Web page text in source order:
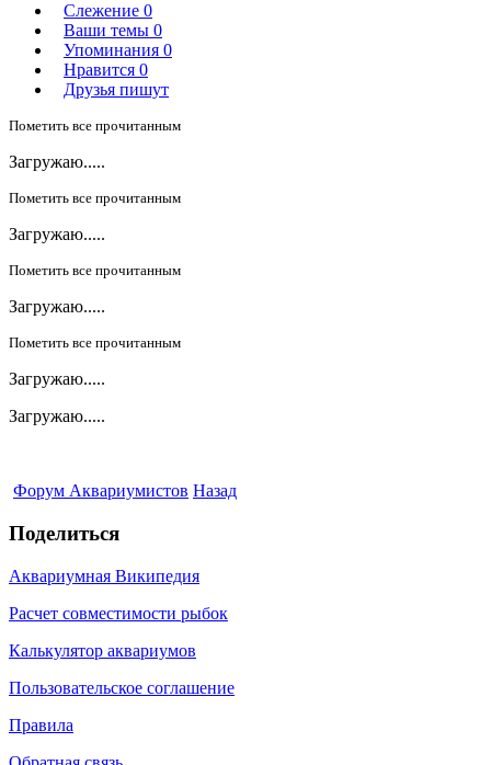
Слежение 0
Ваши темы 0
Упоминания 0
Нравится 0
Друзья пишут
Пометить все прочитанным
Загружаю.....
Пометить все прочитанным
Загружаю.....
Пометить все прочитанным
Загружаю.....
Пометить все прочитанным
Загружаю.....
Загружаю.....
Форум Аквариумистов Назад
Поделиться
Аквариумная Википедия
Расчет совместимости рыбок
Калькулятор аквариумов
Пользовательское соглашение
Правила